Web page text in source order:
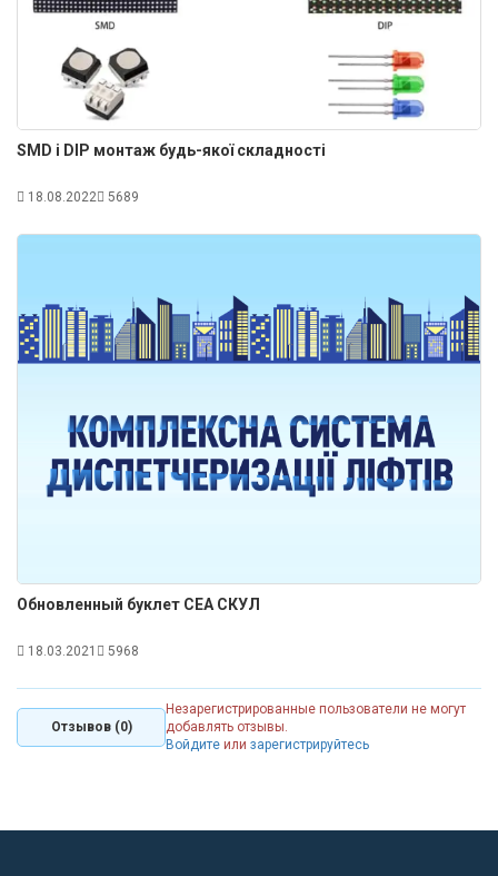
SMD і DIP монтаж будь-якої складності
18.08.2022 5689
Обновленный буклет СЕА СКУЛ
18.03.2021 5968
Отзывов (0)
Незарегистрированные пользователи не могут
добавлять отзывы.
Войдите или зарегистрируйтесь